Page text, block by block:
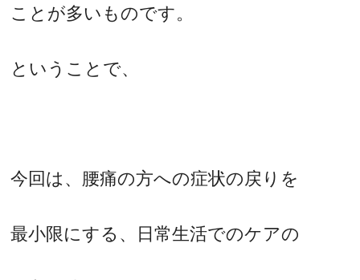
ことが多いものです。
ということで、
今回は、腰痛の方への症状の戻りを
最小限にする、日常生活でのケアの